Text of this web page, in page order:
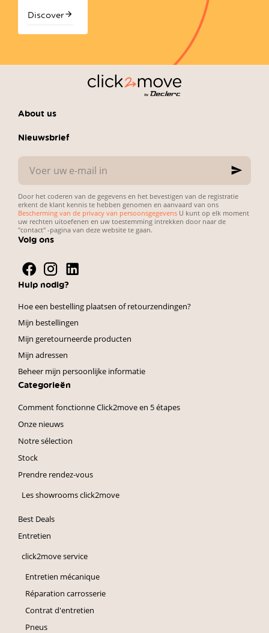
nettoyage
avec les
chiffons
Discover
Nieuwsbrief
Voer
e-
mail
in
Door het coderen van de gegevens en het bevestigen van de registratie
erkent de klant kennis te hebben genomen en aanvaard van ons
Bescherming van de privacy van persoonsgegevens U kunt op elk moment
uw rechten uitoefenen en uw toestemming intrekken door naar de
"contact" -pagina van deze website te gaan.
About us
Volg ons
Hulp nodig?
Hoe een bestelling plaatsen of retourzendingen?
Mijn bestellingen
Mijn geretourneerde producten
Mijn adressen
Beheer mijn persoonlijke informatie
Categorieën
Comment fonctionne Click2move en 5 étapes
Onze nieuws
Notre sélection
Stock
Prendre rendez-vous
Les showrooms click2move
Best Deals
Entretien
click2move service
Entretien mécanique
Réparation carrosserie
Contrat d'entretien
Pneus